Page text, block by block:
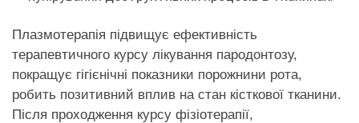
Плазмотерапія підвищує ефективність
терапевтичного курсу лікування пародонтозу,
покращує гігієнічні показники порожнини рота,
робить позитивний вплив на стан кісткової тканини.
Після проходження курсу фізіотерапії,